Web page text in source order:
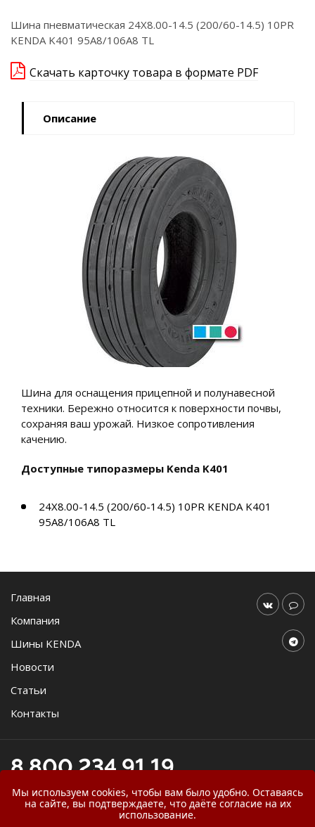
Шина пневматическая 24X8.00-14.5 (200/60-14.5) 10PR
KENDA K401 95A8/106A8 TL
Скачать карточку товара в формате PDF
Описание
Шина для оснащения прицепной и полунавесной
техники. Бережно относится к поверхности почвы,
сохраняя ваш урожай. Низкое сопротивления
качению.
Доступные типоразмеры Kenda K401
24X8.00-14.5 (200/60-14.5) 10PR KENDA K401
95A8/106A8 TL
Главная
Компания
Шины KENDA
Новости
Статьи
Контакты
8 800 234 91 19
online@agromast.ru
ООО "АгроМаст"
Мы используем cookies, чтобы вам было удобно. Оставаясь
на сайте, вы подтверждаете, что даёте согласие на их
использование.